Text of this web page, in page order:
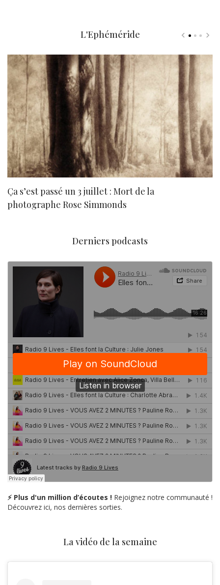
L'Ephéméride
Ça s’est passé un 3 juillet : Mort de la
photographe Rose Simmonds
Derniers podcasts
⚡ Plus d'un million d’écoutes ! Rejoignez notre communauté !
Découvrez ici, nos dernières sorties.
La vidéo de la semaine